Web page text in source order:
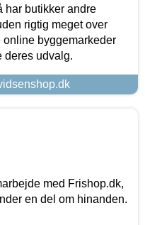
har butikker andre
rigtig meget over
online byggemarkeder
deres udvalg.
med Frishop.dk,
en del om hinanden.